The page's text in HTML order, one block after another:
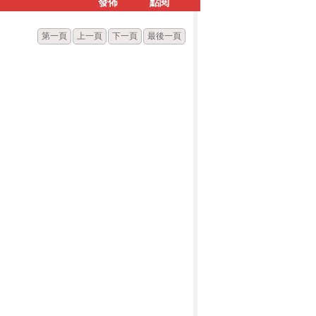
第一頁 上一頁 下一頁 最後一頁